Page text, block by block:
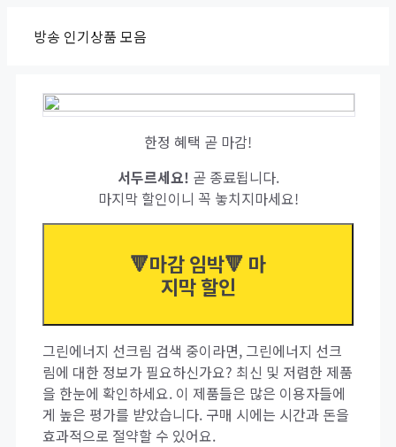
방송 인기상품 모음
한정 혜택 곧 마감!
서두르세요! 곧 종료됩니다.
마지막 할인이니 꼭 놓치지마세요!
🔻마감 임박🔻 마
지막 할인
그린에너지 선크림 검색 중이라면, 그린에너지 선크
림에 대한 정보가 필요하신가요? 최신 및 저렴한 제품
을 한눈에 확인하세요. 이 제품들은 많은 이용자들에
게 높은 평가를 받았습니다. 구매 시에는 시간과 돈을
효과적으로 절약할 수 있어요.